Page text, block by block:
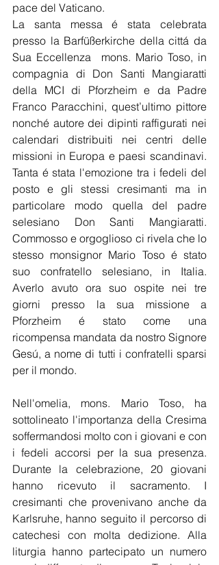
pace del Vaticano.
La santa messa é stata celebrata
presso la Barfüßerkirche della cittá da
Sua Eccellenza  mons. Mario Toso, in
compagnia di Don Santi Mangiaratti
della MCI di Pforzheim e da Padre
Franco Paracchini, quest’ultimo pittore
nonché autore dei dipinti raffigurati nei
calendari distribuiti nei centri delle
missioni in Europa e paesi scandinavi.
Tanta é stata l'emozione tra i fedeli del
posto e gli stessi cresimanti ma in
particolare modo quella del padre
selesiano Don Santi Mangiaratti.
Commosso e orgoglioso ci rivela che lo
stesso monsignor Mario Toso é stato
suo confratello selesiano, in Italia.
Averlo avuto ora suo ospite nei tre
giorni presso la sua missione a
Pforzheim é stato come una
ricompensa mandata da nostro Signore
Gesú, a nome di tutti i confratelli sparsi
per il mondo.
Nell'omelia, mons. Mario Toso, ha
sottolineato l'importanza della Cresima
soffermandosi molto con i giovani e con
i fedeli accorsi per la sua presenza.
Durante la celebrazione, 20 giovani
hanno ricevuto il sacramento. I
cresimanti che provenivano anche da
Karlsruhe, hanno seguito il percorso di
catechesi con molta dedizione. Alla
liturgia hanno partecipato un numero